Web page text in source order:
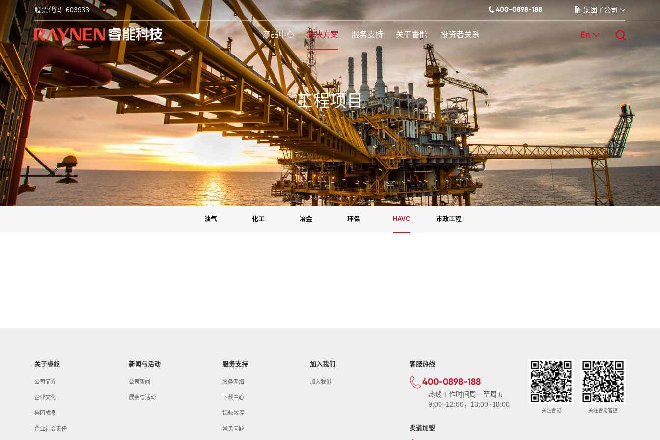
股票代码: 603933 400-0898-188 集团子公司
产品中心 解决方案 服务支持 关于睿能 投资者关系 En
工程项目
油气 化工 冶金 环保 HAVC 市政工程
关于睿能
公司简介
企业文化
集团成员
企业社会责任
新闻与活动
公司新闻
展会与活动
服务支持
服务网络
下载中心
视频教程
常见问题
加入我们
加入我们
客服热线
400-0898-188
热线工作时间周一至周五
9:00~12:00，13:00~18:00
渠道加盟
关注睿能 关注睿能智控